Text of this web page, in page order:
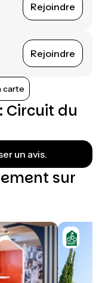
Rejoindre
Rejoindre
carte
Circuit du
un avis.
sur